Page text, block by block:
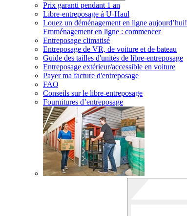
Prix garanti pendant 1 an
Libre-entreposage à U-Haul
Louez un déménagement en ligne aujourd’hui!
Emménagement en ligne : commencer
Entreposage climatisé
Entreposage de VR, de voiture et de bateau
Guide des tailles d'unités de libre-entreposage
Entreposage extérieur/accessible en voiture
Payer ma facture d'entreposage
FAQ
Conseils sur le libre-entreposage
Fournitures d’entreposage